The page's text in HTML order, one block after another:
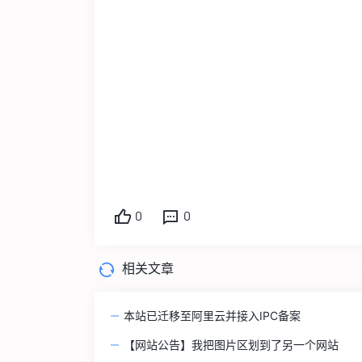
0 0
相关文章
本站已迁移至阿里云并接入IPC备案
【网站公告】我把图片区划到了另一个网站